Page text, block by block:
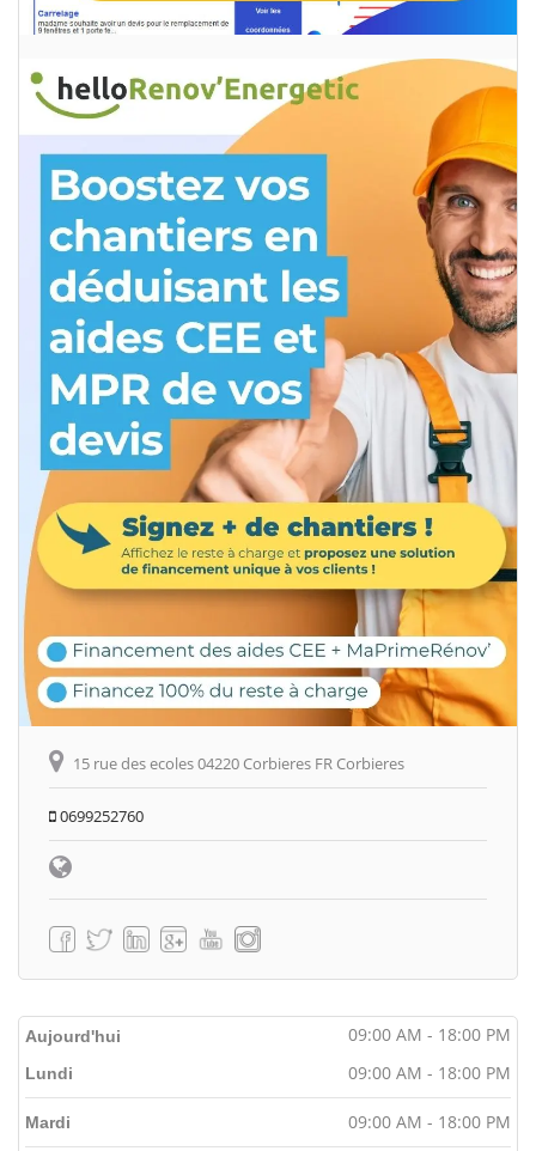
15 rue des ecoles 04220 Corbieres FR Corbieres
0699252760
Aujourd'hui 09:00 AM - 18:00 PM
Lundi 09:00 AM - 18:00 PM
Mardi 09:00 AM - 18:00 PM